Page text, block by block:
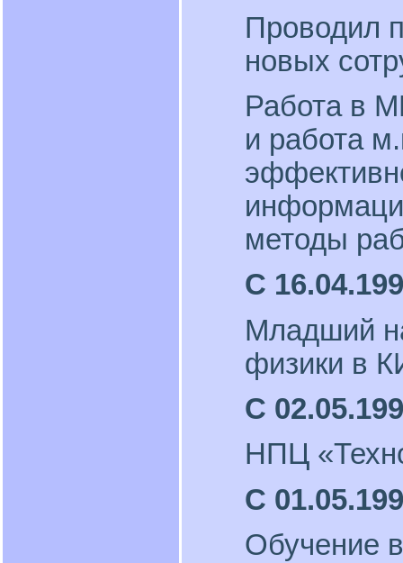
Проводил
новых
Работа в
и работа
методы
С
Младший
физики в
С
НПЦ
С
Обучение